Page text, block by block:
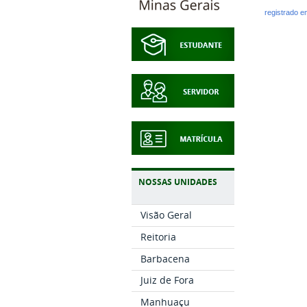
NOSSAS UNIDADES
Visão Geral
Reitoria
Barbacena
Juiz de Fora
Manhuaçu
registrado